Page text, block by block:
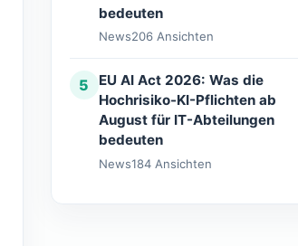
bedeuten
News206 Ansichten
5
EU AI Act 2026: Was die
Hochrisiko-KI-Pflichten ab
August für IT-Abteilungen
bedeuten
News184 Ansichten